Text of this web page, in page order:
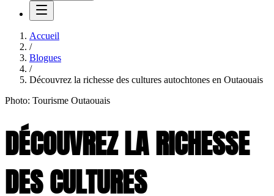
Accueil
/
Blogues
/
Découvrez la richesse des cultures autochtones en Outaouais
Photo: Tourisme Outaouais
DÉCOUVREZ LA RICHESSE
DES CULTURES